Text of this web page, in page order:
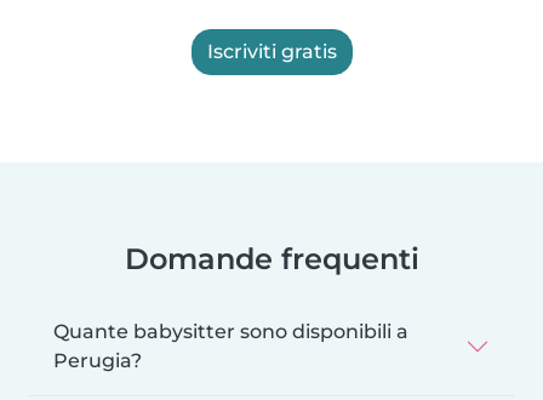
Iscriviti gratis
Domande frequenti
Quante babysitter sono disponibili a
Perugia?